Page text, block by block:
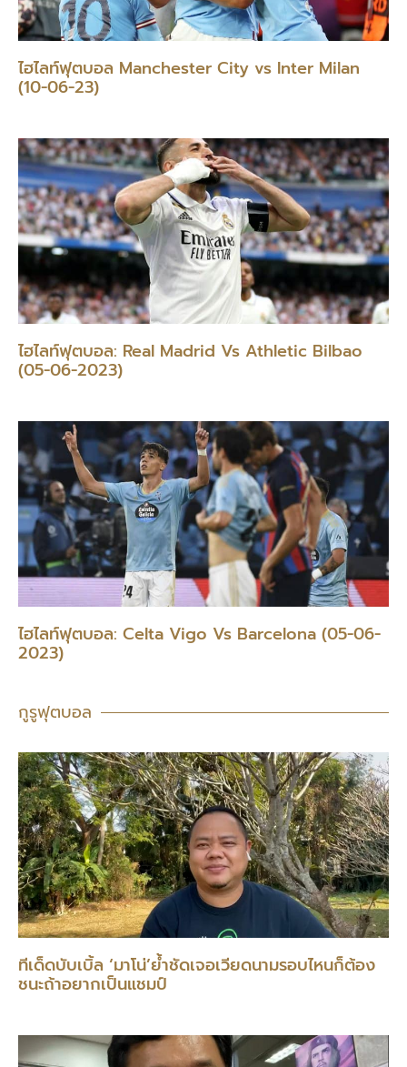
ไฮไลท์ฟุตบอล Manchester City vs Inter Milan
(10-06-23)
ไฮไลท์ฟุตบอล: Real Madrid Vs Athletic Bilbao
(05-06-2023)
ไฮไลท์ฟุตบอล: Celta Vigo Vs Barcelona (05-06-
2023)
กูรูฟุตบอล
ทีเด็ดบับเบิ้ล ‘มาโน่’ย้ำชัดเจอเวียดนามรอบไหนก็ต้อง
ชนะถ้าอยากเป็นแชมป์